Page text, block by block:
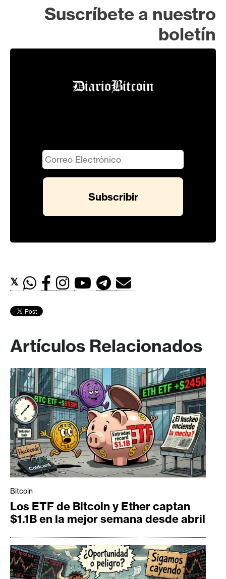
Suscríbete a nuestro
boletín
𝕏
Artículos Relacionados
Bitcoin
Los ETF de Bitcoin y Ether captan
$1.1B en la mejor semana desde abril